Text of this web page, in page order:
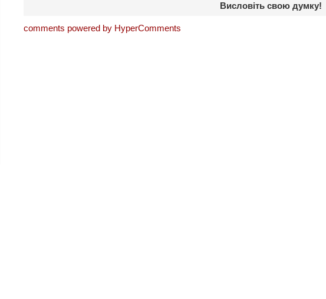
Висловіть свою думку!
comments powered by HyperComments